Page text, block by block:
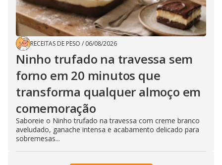
RECEITAS DE PESO / 06/08/2026
Ninho trufado na travessa sem
forno em 20 minutos que
transforma qualquer almoço em
comemoração
Saboreie o Ninho trufado na travessa com creme branco
aveludado, ganache intensa e acabamento delicado para
sobremesas...